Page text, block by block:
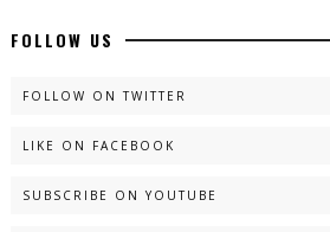
FOLLOW US
FOLLOW ON TWITTER
LIKE ON FACEBOOK
SUBSCRIBE ON YOUTUBE